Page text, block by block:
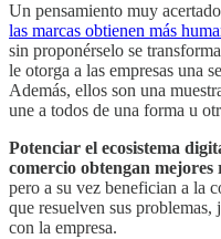
Un pensamiento muy
las marcas obtienen más
sin proponérselo se
le otorga a las empresas una
Además, ellos son una
une a todos de una forma u
Potenciar el ecosistema
comercio obtengan mejores
pero a su vez benefician a la
que resuelven sus
con la empresa.